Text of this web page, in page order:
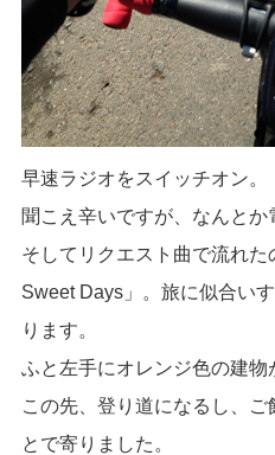
早速ラジオをスイッチオン。
聞こえ辛いですが、なんとか
そしてリクエスト曲で流れ
Sweet Days」。旅に似合い
ります。
ふと左手にオレンジ色の建物
この先、登り道になるし、
とで寄りました。